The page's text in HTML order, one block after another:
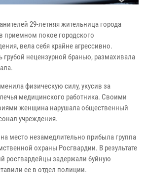
29-летняя жительница города
приемном покое городского
вела себя крайне агрессивно.
нецензурной бранью, размахивала
физическую силу, укусив за
медицинского работника. Своими
женщина нарушала общественный
учреждения.
на место незамедлительно прибыла группа
охраны Росгвардии. В результате
росгвардейцы задержали буйную
ее в отдел полиции.